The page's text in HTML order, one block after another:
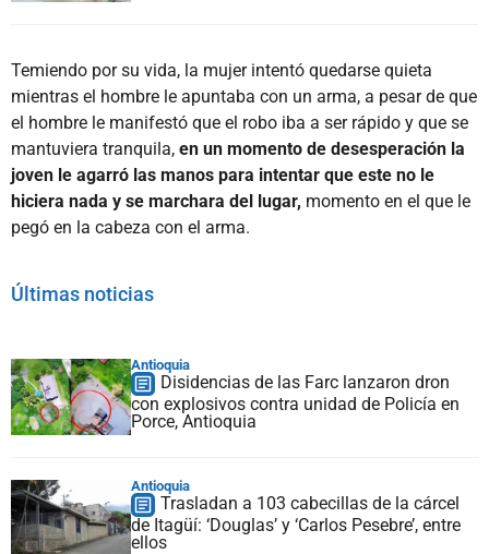
Temiendo por su vida, la mujer intentó quedarse quieta
mientras el hombre le apuntaba con un arma, a pesar de que
el hombre le manifestó que el robo iba a ser rápido y que se
mantuviera tranquila, en un momento de desesperación la
joven le agarró las manos para intentar que este no le
hiciera nada y se marchara del lugar, momento en el que le
pegó en la cabeza con el arma.
Últimas noticias
Antioquia
Disidencias de las Farc lanzaron dron
con explosivos contra unidad de Policía en
Porce, Antioquia
Antioquia
Trasladan a 103 cabecillas de la cárcel
de Itagüí: ‘Douglas’ y ‘Carlos Pesebre’, entre
ellos